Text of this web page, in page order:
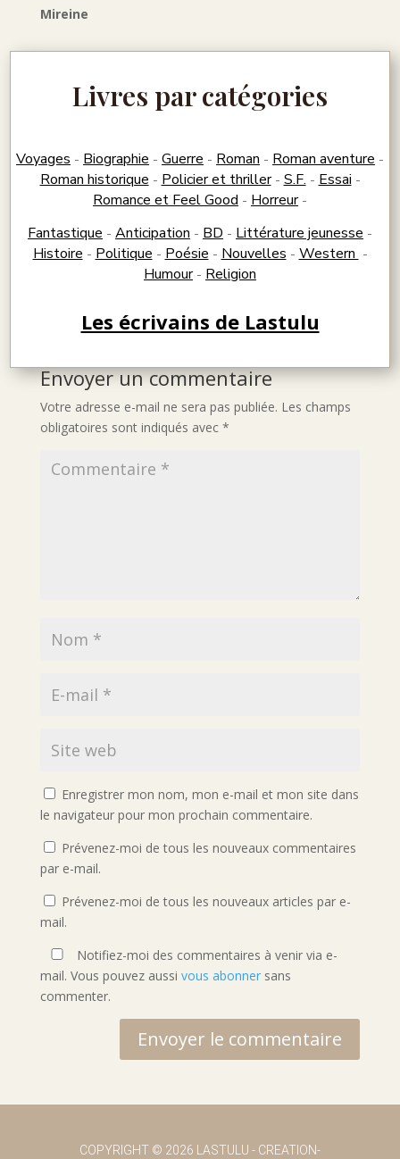
Mireine
Livres par catégories
Voyages - Biographie - Guerre - Roman - Roman aventure -
Roman historique - Policier et thriller- S.F. - Essai -
Romance et Feel Good - Horreur-
Fantastique - Anticipation - BD - Littérature jeunesse -
Histoire - Politique - Poésie - Nouvelles - Western -
Humour- Religion
Les écrivains de Lastulu
Envoyer un commentaire
Votre adresse e-mail ne sera pas publiée. Les champs
obligatoires sont indiqués avec *
Enregistrer mon nom, mon e-mail et mon site dans
le navigateur pour mon prochain commentaire.
Prévenez-moi de tous les nouveaux commentaires
par e-mail.
Prévenez-moi de tous les nouveaux articles par e-
mail.
Notifiez-moi des commentaires à venir via e-
mail. Vous pouvez aussi vous abonnersans
commenter.
Envoyer le commentaire
COPYRIGHT © 2026 LASTULU - CREATION-